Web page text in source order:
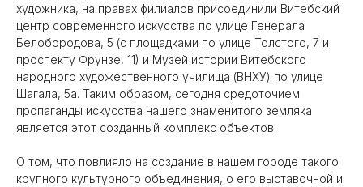
художника, на правах филиалов присоединили Витебский
центр современного искусства по улице Генерала
Белобородова, 5 (с площадками по улице Толстого, 7 и
проспекту Фрунзе, 11) и Музей истории Витебского
народного художественного училища (ВНХУ) по улице
Шагала, 5а. Таким образом, сегодня средоточием
пропаганды искусства нашего знаменитого земляка
является этот созданный комплекс объектов.
О том, что повлияло на создание в нашем городе такого
крупного культурного объединения, о его выставочной и